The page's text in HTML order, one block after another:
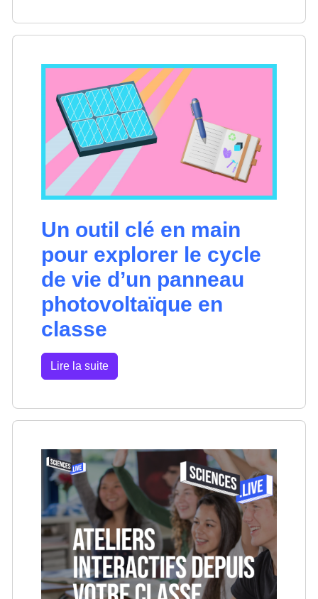
Un outil clé en main
pour explorer le cycle
de vie d’un panneau
photovoltaïque en
classe
Lire la suite